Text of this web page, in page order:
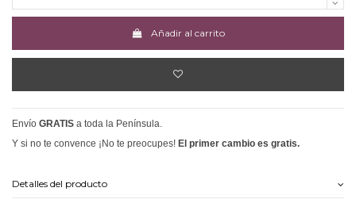
Añadir al carrito
Envío GRATIS a toda la Península.
Y si no te convence ¡No te preocupes! El primer cambio es gratis.
Detalles del producto